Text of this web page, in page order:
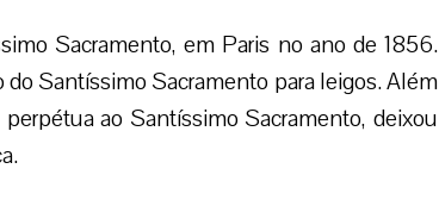
Sacramento, em Paris no ano de 1856.
Santíssimo Sacramento para leigos. Além
ao Santíssimo Sacramento, deixou